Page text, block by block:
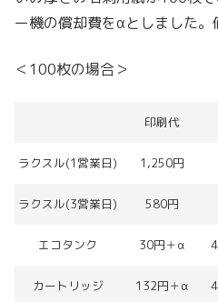
ー機の償却費をαとしました。
＜100枚の場合＞
印刷代
ラクスル(1営業日) 1,250円
ラクスル(3営業日) 580円
エコタンク 30円＋α
カートリッジ 132円＋α